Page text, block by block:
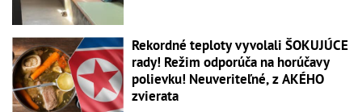
Rekordné teploty vyvolali ŠOKUJÚCE
rady! Režim odporúča na horúčavy
polievku! Neuveriteľné, z AKÉHO
zvierata